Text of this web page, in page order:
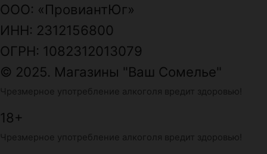
ООО: «ПровиантЮг»
ИНН: 2312156800
ОГРН: 1082312013079
© 2025. Магазины "Ваш Сомелье"
Чрезмерное употребление алкоголя вредит здоровью!
18+
Чрезмерное употребление алкоголя вредит здоровью!